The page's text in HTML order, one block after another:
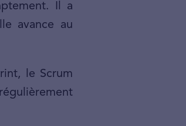
Il a
avance au
le Scrum